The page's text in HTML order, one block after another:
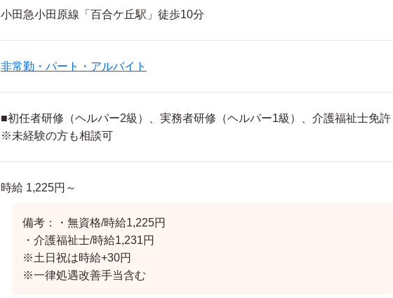
小田急小田原線「百合ケ丘駅」徒歩10分
非常勤・パート・アルバイト
■初任者研修（ヘルパー2級）、実務者研修（ヘルパー1級）、介護福祉士免許
※未経験の方も相談可
時給 1,225円～
備考：・無資格/時給1,225円
・介護福祉士/時給1,231円
※土日祝は時給+30円
※一律処遇改善手当含む